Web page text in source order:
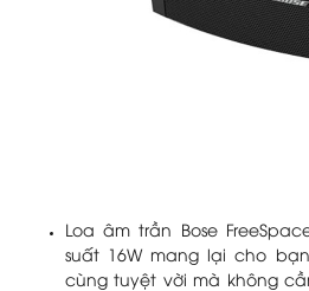
Loa âm trần Bose
suất 16W mang lại cho
cùng tuyệt vời mà không